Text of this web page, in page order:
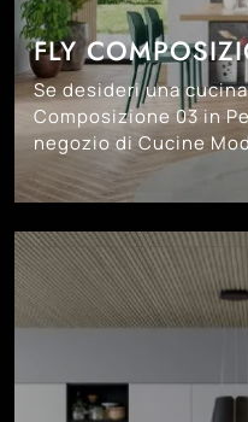
FLY
Se desideri una
Composizione 03 in
negozio di Cucine